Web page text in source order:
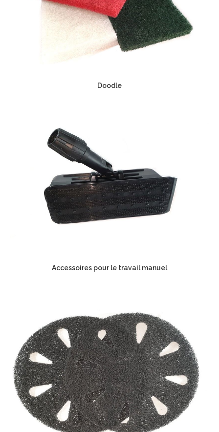
Doodle
Accessoires pour le travail manuel